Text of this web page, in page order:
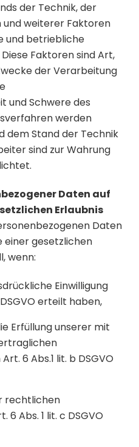
der Technik, der
weiterer Faktoren
und betriebliche
Faktoren sind Art,
der Verarbeitung
und Schwere des
werden
dem Stand der Technik
sind zur Wahrung
Daten auf
Erlaubnis
Daten
einer gesetzlichen
wenn:
Einwilligung
erteilt haben,
Erfüllung unserer mit
6 Abs.1 lit. b DSGVO
rechtlichen
Abs. 1 lit. c DSGVO